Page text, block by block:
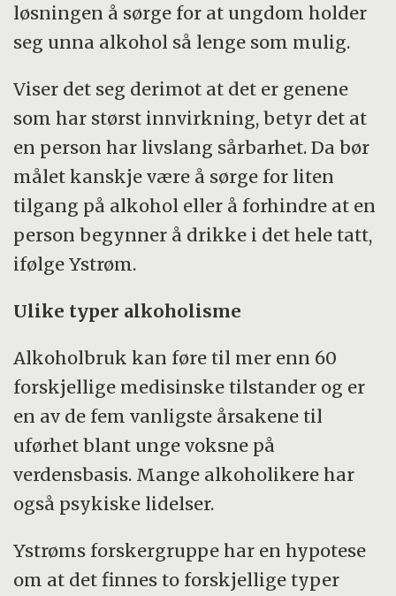
løsningen å sørge for at ungdom holder
seg unna alkohol så lenge som mulig.
Viser det seg derimot at det er genene
som har størst innvirkning, betyr det at
en person har livslang sårbarhet. Da bør
målet kanskje være å sørge for liten
tilgang på alkohol eller å forhindre at en
person begynner å drikke i det hele tatt,
ifølge Ystrøm.
Ulike typer alkoholisme
Alkoholbruk kan føre til mer enn 60
forskjellige medisinske tilstander og er
en av de fem vanligste årsakene til
uførhet blant unge voksne på
verdensbasis. Mange alkoholikere har
også psykiske lidelser.
Ystrøms forskergruppe har en hypotese
om at det finnes to forskjellige typer